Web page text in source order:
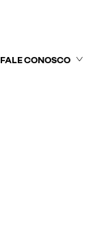
FALE CONOSCO